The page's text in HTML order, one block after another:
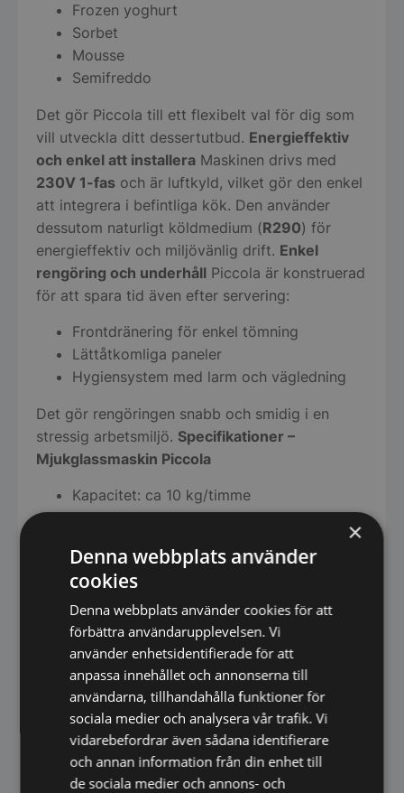
Frozen yoghurt
Sorbet
Mousse
Semifreddo
Det gör Piccola till ett flexibelt val för dig som
vill utveckla ditt dessertutbud. Energieffektiv
och enkel att installera Maskinen drivs med
230V 1-fas och är luftkyld, vilket gör den enkel
att integrera i befintliga kök. Den använder
dessutom naturligt köldmedium (R290) för
energieffektiv och miljövänlig drift. Enkel
rengöring och underhåll Piccola är konstruerad
för att spara tid även efter servering:
Frontdränering för enkel tömning
Lättåtkomliga paneler
Hygiensystem med larm och vägledning
Det gör rengöringen snabb och smidig i en
stressig arbetsmiljö. Specifikationer –
Mjukglassmaskin Piccola
Kapacitet: ca 10 kg/timme
Tankvolym: 5 liter
Effekt: 1,3 kW
Elanslutning: 230V, 1-fas
Kylning: Luftkyld
Köldmedium: R290 (<100 g)
Bredd: 28 cm
Höjd: 76 cm
Djup: 78 cm
Utförande: Bänkmodell
Perfekt för restaurang, café och storkökMed
sin kompakta design och höga prestanda
×
Denna webbplats använder
cookies
Denna webbplats använder cookies för att
förbättra användarupplevelsen. Vi
använder enhetsidentifierade för att
anpassa innehållet och annonserna till
användarna, tillhandahålla funktioner för
sociala medier och analysera vår trafik. Vi
vidarebefordrar även sådana identifierare
och annan information från din enhet till
de sociala medier och annons- och